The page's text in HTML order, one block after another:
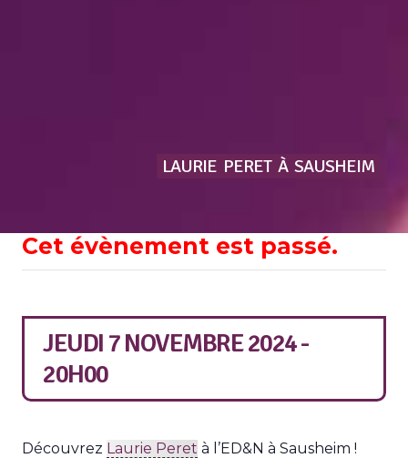
LAURIE PERET À SAUSHEIM
Cet évènement est passé.
JEUDI 7 NOVEMBRE 2024 -
20H00
Découvrez Laurie Peret à l’ED&N à Sausheim !